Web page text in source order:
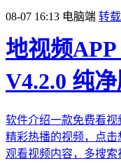
08-07 16:13 电脑端 转
地视频APP
V4.2.0 纯
软件介绍一款免费看视
精彩热播的视频，点
观看视频内容，多搜